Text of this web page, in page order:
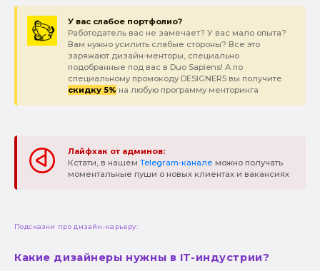
У вас слабое портфолио?
Работодатель вас не замечает? У вас мало опыта?
Вам нужно усилить слабые стороны? Все это
заряжают дизайн-менторы, специально
подобранные под вас в Duo Sapiens! А по
специальному промокоду DESIGNER5 вы получите
скидку 5% на любую программу менторинга
Лайфхак от админов:
Кстати, в нашем Telegram-канале можно получать
моментальные пуши о новых клиентах и вакансиях
Подсказки про дизайн-карьеру:
Какие дизайнеры нужны в IT-индустрии?